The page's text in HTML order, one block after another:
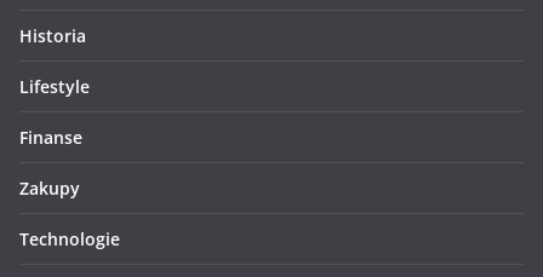
Historia
Lifestyle
Finanse
Zakupy
Technologie